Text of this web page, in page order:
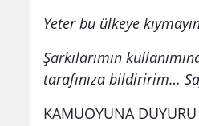
Yeter bu ülkeye
Şarkılarımın
tarafınıza bildiririm…
KAMUOYUNA DUYURU